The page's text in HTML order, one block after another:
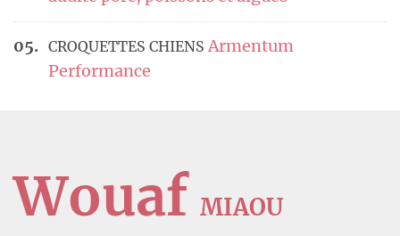
CROQUETTES CHIENSArmentum
Performance
Wouaf MIAOU